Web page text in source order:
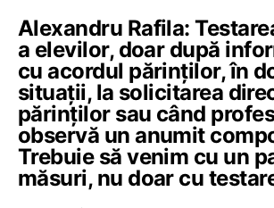
Alexandru Rafila:
a elevilor, doar după
cu acordul părinţilor, în
situaţii, la solicitarea
părinţilor sau când
observă un anumit
Trebuie să venim cu un
măsuri, nu doar cu